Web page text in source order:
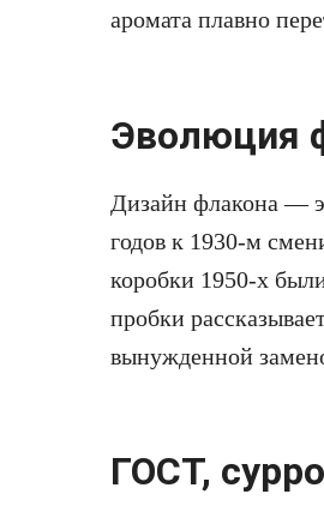
аромата плавно
Эволюция
Дизайн флакона —
годов к 1930-м
коробки 1950-х
пробки
вынужденной
ГОСТ,